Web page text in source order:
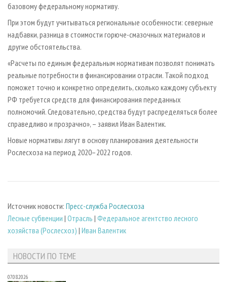
базовому федеральному нормативу.
При этом будут учитываться региональные особенности: северные
надбавки, разница в стоимости горюче-смазочных материалов и
другие обстоятельства.
«Расчеты по единым федеральным нормативам позволят понимать
реальные потребности в финансировании отрасли. Такой подход
поможет точно и конкретно определить, сколько каждому субъекту
РФ требуется средств для финансирования переданных
полномочий. Следовательно, средства будут распределяться более
справедливо и прозрачно», – заявил Иван Валентик.
Новые нормативы лягут в основу планирования деятельности
Рослесхоза на период 2020–2022 годов.
Источник новости: Пресс-служба Рослесхоза
Лесные субвенции | Отрасль | Федеральное агентство лесного
хозяйства (Рослесхоз) | Иван Валентик
НОВОСТИ ПО ТЕМЕ
07.08.2026